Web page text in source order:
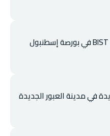
في مدينة العبور الجديدة